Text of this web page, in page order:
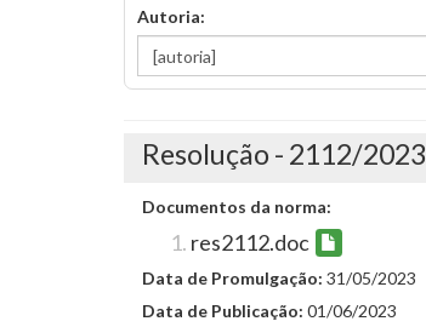
Autoria:
Resolução - 2112/2023
Documentos da norma:
res2112.doc
Data de Promulgação: 31/05/2023
Data de Publicação: 01/06/2023